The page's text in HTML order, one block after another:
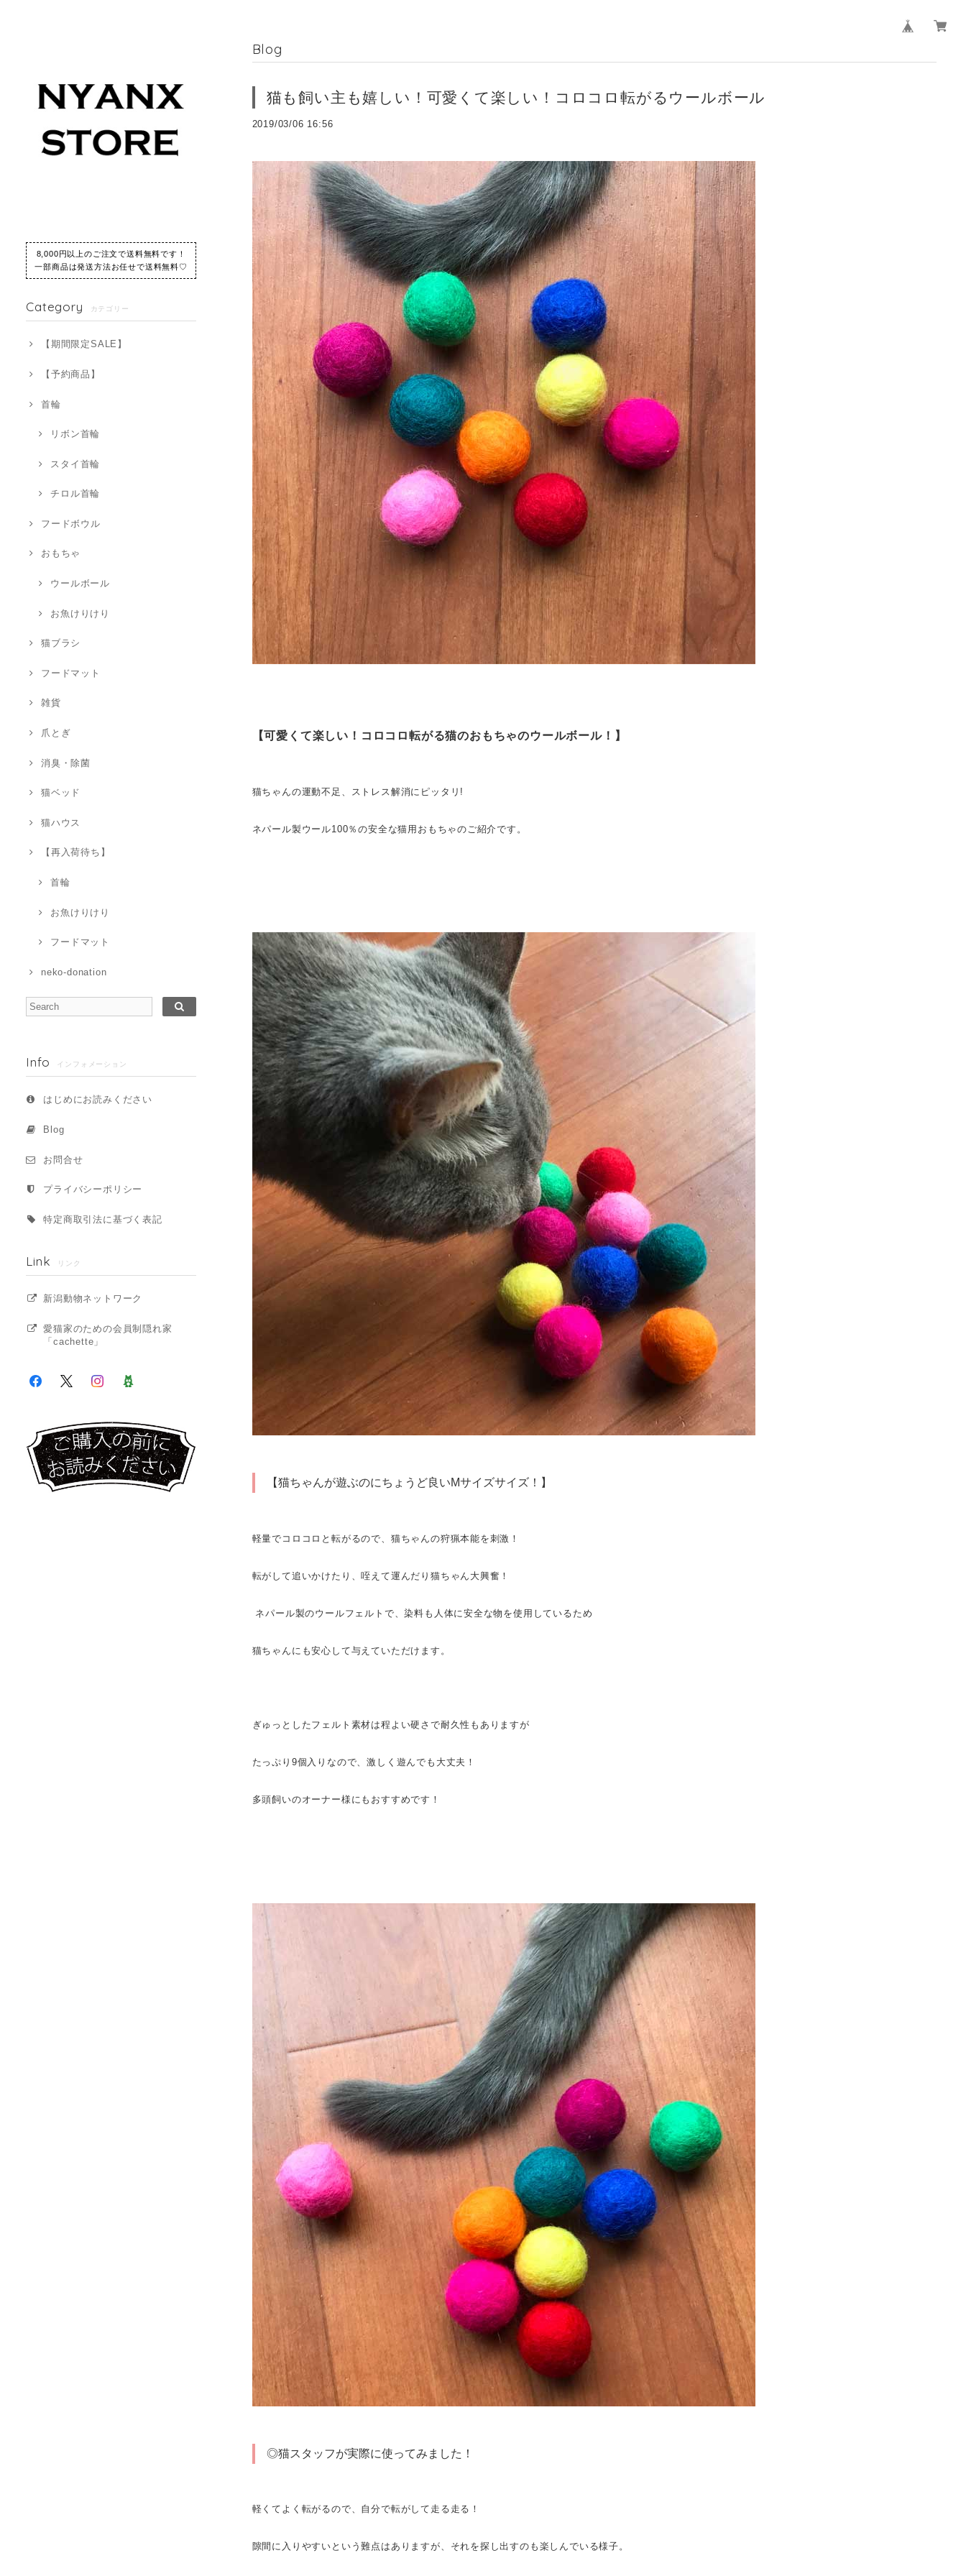
8,000円以上のご注文で送料無料です！
一部商品は発送方法お任せで送料無料♡
Category カテゴリー
【期間限定SALE】
【予約商品】
首輪
リボン首輪
スタイ首輪
チロル首輪
フードボウル
おもちゃ
ウールボール
お魚けりけり
猫ブラシ
フードマット
雑貨
爪とぎ
消臭・除菌
猫ベッド
猫ハウス
【再入荷待ち】
首輪
お魚けりけり
フードマット
neko-donation
Info インフォメーション
はじめにお読みください
Blog
お問合せ
プライバシーポリシー
特定商取引法に基づく表記
Link リンク
新潟動物ネットワーク
愛猫家のための会員制隠れ家
「cachette」
Blog
猫も飼い主も嬉しい！可愛くて楽しい！コロコロ転がるウールボール
2019/03/06 16:56
【可愛くて楽しい！コロコロ転がる猫のおもちゃのウールボール！】
猫ちゃんの運動不足、ストレス解消にピッタリ!
ネパール製ウール100％の安全な猫用おもちゃのご紹介です。
【猫ちゃんが遊ぶのにちょうど良いMサイズサイズ！】
軽量でコロコロと転がるので、猫ちゃんの狩猟本能を刺激！
転がして追いかけたり、咥えて運んだり猫ちゃん大興奮！
ネパール製のウールフェルトで、染料も人体に安全な物を使用しているため
猫ちゃんにも安心して与えていただけます。
ぎゅっとしたフェルト素材は程よい硬さで耐久性もありますが
たっぷり9個入りなので、激しく遊んでも大丈夫！
多頭飼いのオーナー様にもおすすめです！
◎猫スタッフが実際に使ってみました！
軽くてよく転がるので、自分で転がして走る走る！
隙間に入りやすいという難点はありますが、それを探し出すのも楽しんでいる様子。